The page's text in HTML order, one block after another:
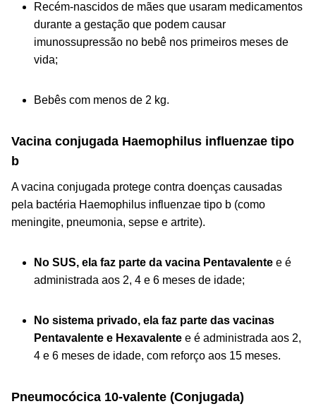
Recém-nascidos de mães que usaram medicamentos
durante a gestação que podem causar
imunossupressão no bebê nos primeiros meses de
vida;
Bebês com menos de 2 kg.
Vacina conjugada Haemophilus influenzae tipo
b
A vacina conjugada protege contra doenças causadas
pela bactéria Haemophilus influenzae tipo b (como
meningite, pneumonia, sepse e artrite).
No SUS, ela faz parte da vacina Pentavalente e é
administrada aos 2, 4 e 6 meses de idade;
No sistema privado, ela faz parte das vacinas
Pentavalente e Hexavalente e é administrada aos 2,
4 e 6 meses de idade, com reforço aos 15 meses.
Pneumocócica 10-valente (Conjugada)